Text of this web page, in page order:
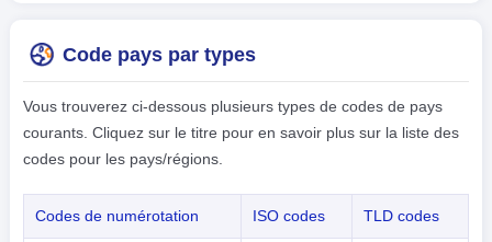
Code pays par types
Vous trouverez ci-dessous plusieurs types de codes de pays
courants. Cliquez sur le titre pour en savoir plus sur la liste des
codes pour les pays/régions.
Codes de numérotation ISO codes TLD codes